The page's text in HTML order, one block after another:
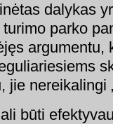
dalykas
parko
argumentu,
nereikalingi
būti